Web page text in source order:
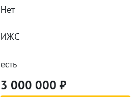
Нет
ИЖС
есть
3 000 000 ₽